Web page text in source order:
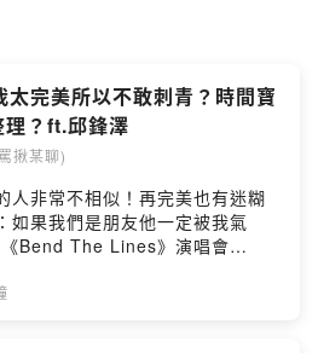
太完美所以不敢刺青？時間寶
理？ft.邱鋒澤
揪某聊)
人非常不相似！再完美也有迷糊
如果我們是朋友他一定被我氣
Bend The Lines》演唱會
be friends》👉